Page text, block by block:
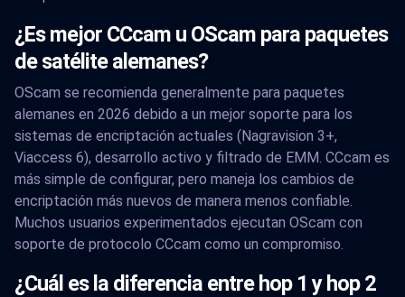
¿Es mejor CCcam u OScam para paquetes
de satélite alemanes?
OScam se recomienda generalmente para paquetes
alemanes en 2026 debido a un mejor soporte para los
sistemas de encriptación actuales (Nagravision 3+,
Viaccess 6), desarrollo activo y filtrado de EMM. CCcam es
más simple de configurar, pero maneja los cambios de
encriptación más nuevos de manera menos confiable.
Muchos usuarios experimentados ejecutan OScam con
soporte de protocolo CCcam como un compromiso.
¿Cuál es la diferencia entre hop 1 y hop 2